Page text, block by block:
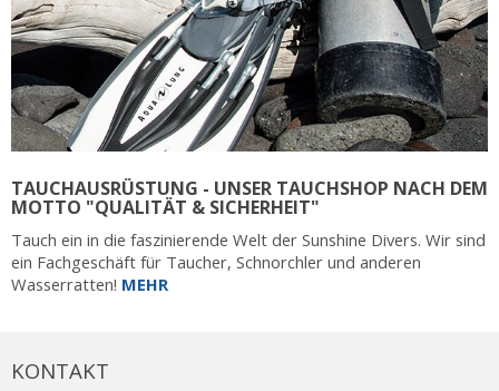
TAUCHAUSRÜSTUNG - UNSER TAUCHSHOP NACH DEM
MOTTO "QUALITÄT & SICHERHEIT"
Tauch ein in die faszinierende Welt der Sunshine Divers. Wir sind
ein Fachgeschäft für Taucher, Schnorchler und anderen
Wasserratten! MEHR
KONTAKT